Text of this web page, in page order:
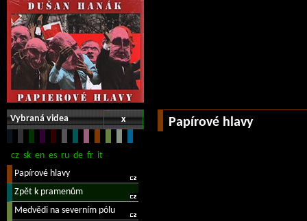
x
Vybraná videa Papírové hlavy